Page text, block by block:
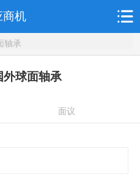
商机
轴承
外球面轴承
面议